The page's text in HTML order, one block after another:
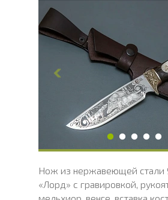
Общая длина, мм
Длина клинка, мм
Ширина клинка, мм
Толщина обуха, мм
Ширина рукояти, мм
Длина рукояти, мм
Толщина рукояти, мм
Твердость клинка, HRC
Нож из нержавеющей стали
«Лорд» с гравировкой,